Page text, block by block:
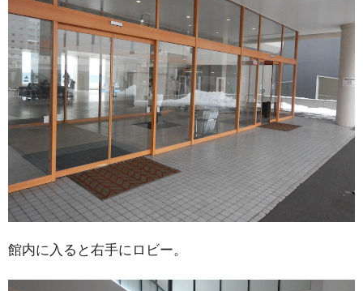
館内に入ると右手にロビー。